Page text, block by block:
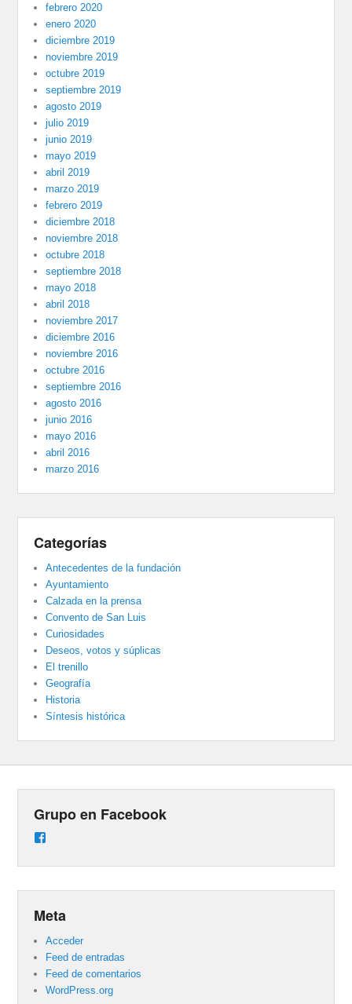
febrero 2020
enero 2020
diciembre 2019
noviembre 2019
octubre 2019
septiembre 2019
agosto 2019
julio 2019
junio 2019
mayo 2019
abril 2019
marzo 2019
febrero 2019
diciembre 2018
noviembre 2018
octubre 2018
septiembre 2018
mayo 2018
abril 2018
noviembre 2017
diciembre 2016
noviembre 2016
octubre 2016
septiembre 2016
agosto 2016
junio 2016
mayo 2016
abril 2016
marzo 2016
Categorías
Antecedentes de la fundación
Ayuntamiento
Calzada en la prensa
Convento de San Luis
Curiosidades
Deseos, votos y súplicas
El trenillo
Geografía
Historia
Síntesis histórica
Grupo en Facebook
Meta
Acceder
Feed de entradas
Feed de comentarios
WordPress.org